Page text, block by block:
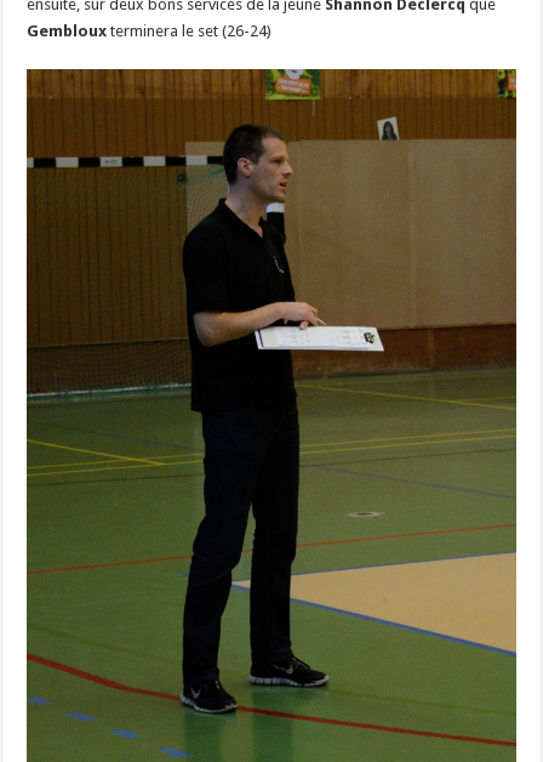
ensuite, sur deux bons services de la jeune Shannon Declercq que
Gembloux terminera le set (26-24)